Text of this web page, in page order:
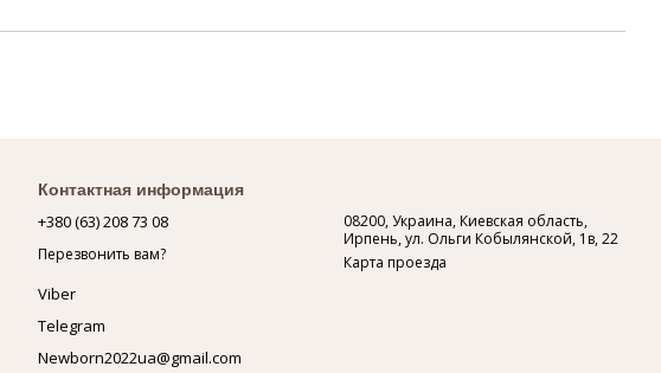
Контактная информация
+380 (63) 208 73 08
Перезвонить вам?
Viber
Telegram
Newborn2022ua@gmail.com
08200, Украина, Киевская область,
Ирпень, ул. Ольги Кобылянской, 1в, 22
Карта проезда